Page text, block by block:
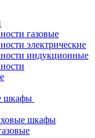
газовые
электрические
индукционные
шкафы
шкафы